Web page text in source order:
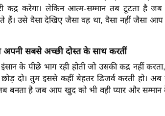
कद्र करेगा। लेकिन आत्म-सम्मान तब टूटता है
हैं। उसे वैसा देखिए जैसा वह था, वैसा नहीं जैसा
अपनी सबसे अच्छी दोस्त के साथ करतीं
के पीछे भाग रही होती जो उसकी कद्र नहीं
दो। तुम इससे कहीं बेहतर डिजर्व करती हो। अब
बनता है जब आप खुद को भी वही प्यार और सम्मान